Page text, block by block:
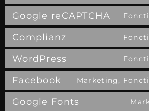
Google reCAPTCHA
Complianz
WordPress
Facebook Marketing,
Google Fonts